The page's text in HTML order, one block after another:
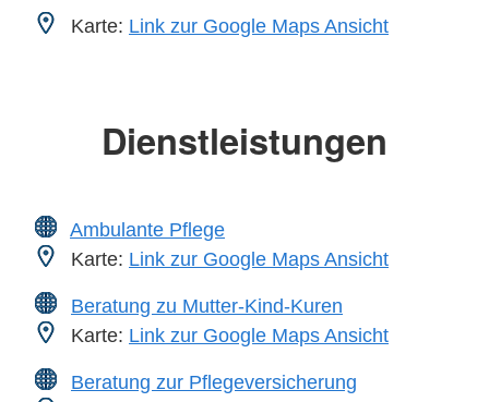
Karte: Link zur Google Maps Ansicht
Dienstleistungen
Ambulante Pflege
Karte: Link zur Google Maps Ansicht
Beratung zu Mutter-Kind-Kuren
Karte: Link zur Google Maps Ansicht
Beratung zur Pflegeversicherung